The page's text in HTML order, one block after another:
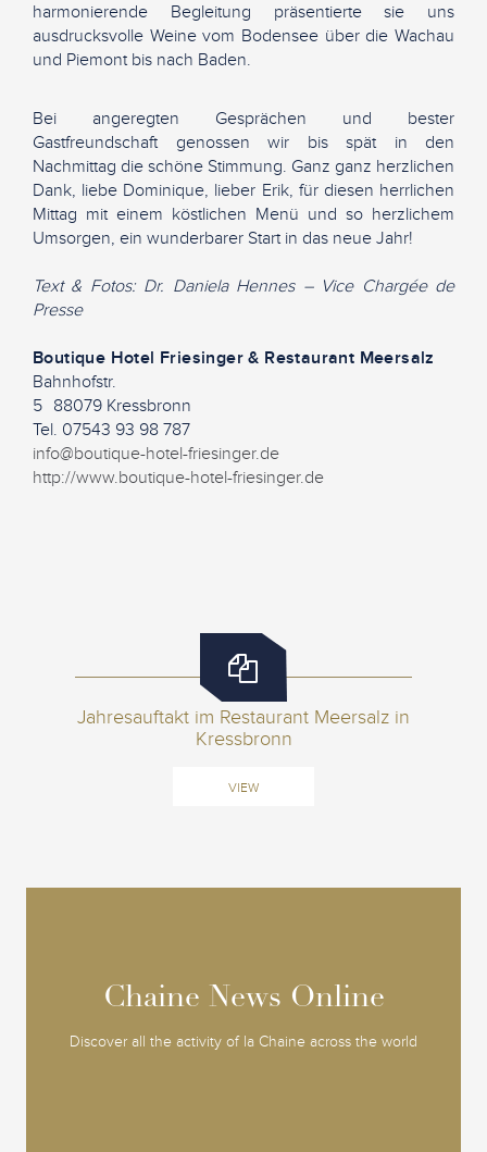
harmonierende Begleitung präsentierte sie uns
ausdrucksvolle Weine vom Bodensee über die Wachau
und Piemont bis nach Baden.
Bei angeregten Gesprächen und bester
Gastfreundschaft genossen wir bis spät in den
Nachmittag die schöne Stimmung. Ganz ganz herzlichen
Dank, liebe Dominique, lieber Erik, für diesen herrlichen
Mittag mit einem köstlichen Menü und so herzlichem
Umsorgen, ein wunderbarer Start in das neue Jahr!
Text & Fotos: Dr. Daniela Hennes – Vice Chargée de
Presse
Boutique Hotel Friesinger & Restaurant Meersalz
Bahnhofstr.
5 88079 Kressbronn
Tel. 07543 93 98 787
info@boutique-hotel-friesinger.de
http://www.boutique-hotel-friesinger.de
Jahresauftakt im Restaurant Meersalz in
Kressbronn
VIEW
Chaine News Online
Discover all the activity of la Chaine across the world
Chaine News Online